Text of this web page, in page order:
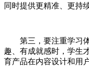
同时提供更精准、更持
第三，要注重学习
趣、有成就感时，学生
育产品在内容设计和用